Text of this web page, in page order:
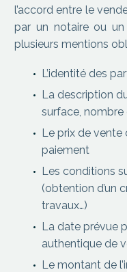
l’accord entre le
par un notaire ou
plusieurs mentions
L’identité des
La description
surface, nombre
Le prix de
paiement
Les conditions
(obtention d’un
travaux…)
La date prévue
authentique de
Le montant de